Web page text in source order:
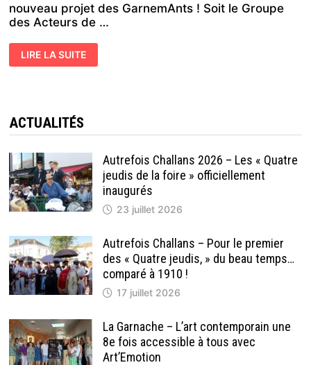
nouveau projet des GarnemAnts ! Soit le Groupe
des Acteurs de …
CHALLANS
LE
TEMPORELLE »
À
OUVRIR…
99
ANS !
LIRE LA SUITE
ACTUALITÉS
Autrefois Challans 2026 – Les « Quatre
jeudis de la foire » officiellement
inaugurés
23 juillet 2026
Autrefois Challans – Pour le premier
des « Quatre jeudis, » du beau temps…
comparé à 1910 !
17 juillet 2026
La Garnache – L’art contemporain une
8e fois accessible à tous avec
Art’Emotion